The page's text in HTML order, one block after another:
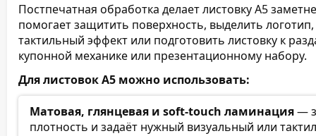
Постпечатная обработка делает листовку А5
помогает защитить поверхность, выделить
тактильный эффект или подготовить листовку к
купонной механике или презентационному набору.
Для листовок А5 можно использовать:
Матовая, глянцевая и soft-touch ламинация—
плотность и задаёт нужный визуальный или